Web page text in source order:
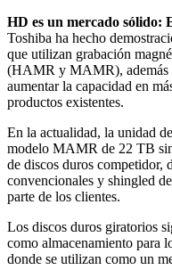
HD es un mercado sólido:
Toshiba ha hecho
que utilizan grabación
(HAMR y MAMR), además
aumentar la capacidad en
productos existentes.
En la actualidad, la unidad
modelo MAMR de 22 TB
de discos duros competidor,
convencionales y shingled
parte de los clientes.
Los discos duros giratorios
como almacenamiento para
donde se utilizan como un